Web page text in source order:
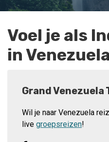
Voel je als
in Venezuela
Grand Venezuela
Wil je naar Venezuela
live groepsreizen!